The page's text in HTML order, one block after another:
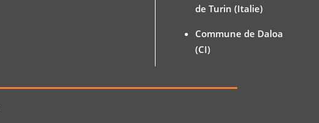
de Turin (Italie)
Commune de Daloa
(CI)